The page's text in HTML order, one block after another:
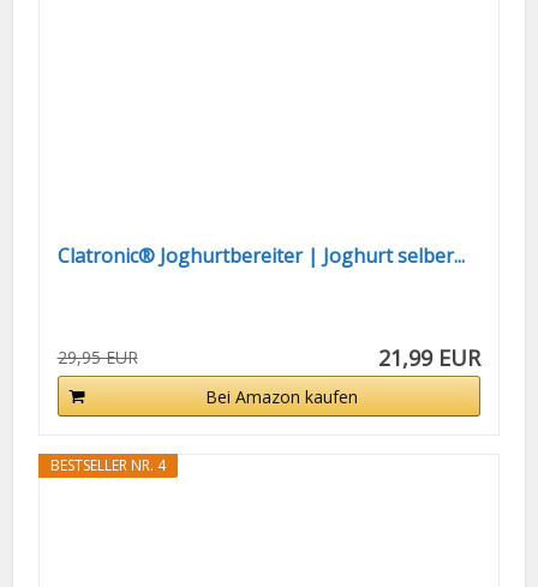
Clatronic® Joghurtbereiter | Joghurt selber...
29,95 EUR 21,99 EUR
Bei Amazon kaufen
BESTSELLER NR. 4